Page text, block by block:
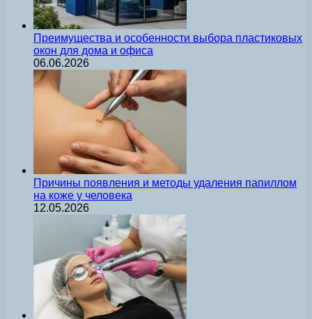
Преимущества и особенности выбора пластиковых
окон для дома и офиса
06.06.2026
Причины появления и методы удаления папиллом
на коже у человека
12.05.2026